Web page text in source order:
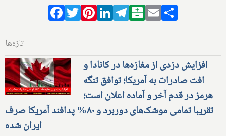
Facebook
TwitterPinterestLinkedIn
Telegram
Balatarin
Email
تازه‌ها
افزایش دزدی از مغازه‌ها در کانادا و
افت صادرات به آمریکا؛ توافق تنگه
هرمز در قدم آخر و آماده اعلان است؛
تقریبا تمامی موشک‌های دوربرد و ۸۰% پدافند آمریکا صرف
ایران شده